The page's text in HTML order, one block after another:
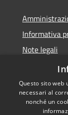
Informativa
Note legali
Questo sito web
necessari al
nonché un